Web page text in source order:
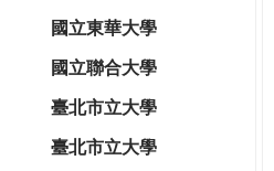
國立東華大學
國立聯合大學
臺北市立大學
臺北市立大學